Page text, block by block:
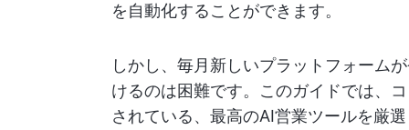
を自動化することができます。
しかし、毎月新しいプラットフォーム
けるのは困難です。このガイドでは、
されている、最高のAI営業ツールを厳